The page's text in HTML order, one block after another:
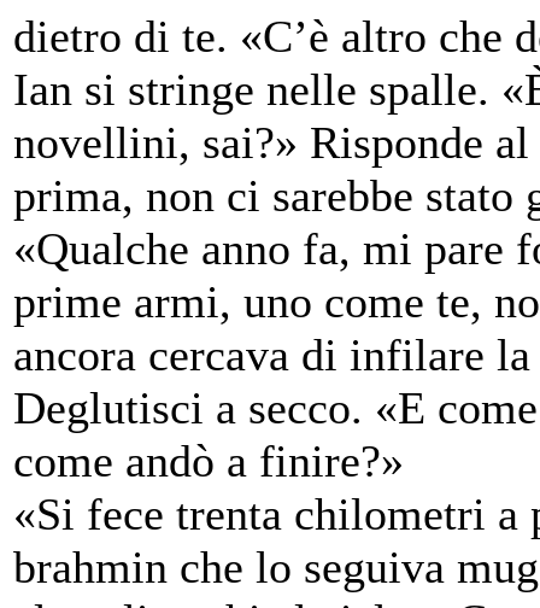
dietro di te. «C’è altro che
Ian si stringe nelle spalle.
novellini, sai?» Risponde
prima, non ci sarebbe
«Qualche anno fa, mi pare
prime armi, uno come te,
ancora cercava di infilare
Deglutisci a secco. «E
come andò a finire?»
«Si fece trenta chilometri
brahmin che lo seguiva